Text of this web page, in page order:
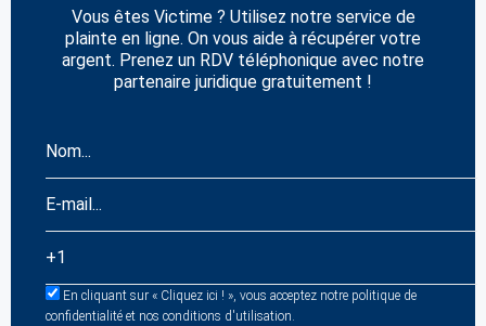
Vous êtes Victime ? Utilisez notre service de
plainte en ligne. On vous aide à récupérer votre
argent. Prenez un RDV téléphonique avec notre
partenaire juridique gratuitement !
En cliquant sur « Cliquez ici ! », vous acceptez notre politique de
confidentialité et nos conditions d'utilisation.